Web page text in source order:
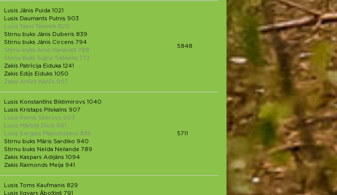
Lusis Jānis Puida 1021
Lusis Daumants Putnis 903
Lusis Taavi Tammik 820
Stirnu buks Jānis Duberis 839
Stirnu buks Jānis Circens 794
Stirnu buks Ainis Kanaviņš 788
Stirnu buks Signe Seškena 772
Zakis Patrīcija Eiduka 1241
Zakis Edijs Eiduks 1050
Zakis Artūrs Kančs 907
5848
Lusis Konstantīns Biktimirovs 1040
Lusis Kristaps Pilskalns 907
Lusis Reinis Skorovs 903
Lusis Mārtiņš Dīcis 901
Lusis Sergejs Maslobojevs 836
Stirnu buks Māris Sardiko 940
Stirnu buks Nelda Neilande 789
Zakis Kaspars Adijāns 1094
Zakis Raimonds Meija 941
5711
Lusis Toms Kaufmanis 829
Lusis Ilgvars Āboltiņš 791